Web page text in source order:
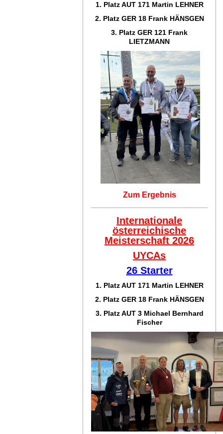
1. Platz AUT 171 Martin LEHNER
2. Platz GER 18 Frank HÄNSGEN
3. Platz GER 121 Frank
LIETZMANN
Zum Ergebnis
Internationale
österreichische
Meisterschaft 2026
UYCAs
26 Starter
1. Platz AUT 171 Martin LEHNER
2. Platz GER 18 Frank HÄNSGEN
3. Platz AUT 3 Michael Bernhard
Fischer